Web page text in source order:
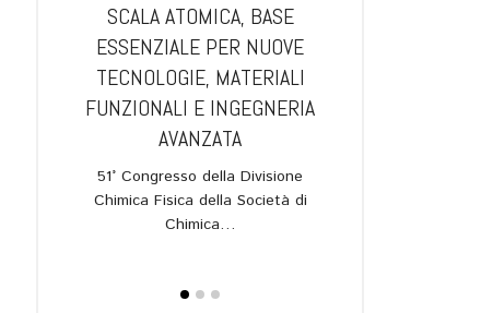
SCALA ATOMICA, BASE
ESSENZIALE PER NUOVE
TECNOLOGIE, MATERIALI
FUNZIONALI E INGEGNERIA
AVANZATA
51° Congresso della Divisione
Chimica Fisica della Società di
Chimica…